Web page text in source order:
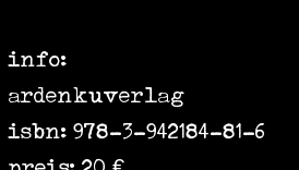
info:
ardenkuverlag
isbn: 978-3-942184-81-6